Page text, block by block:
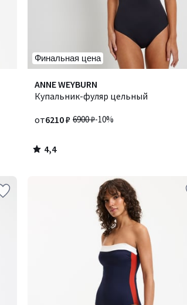
Финальная цена
ANNE WEYBURN
Купальник-фуляр цельный
6900 ₽-10%
от6210 ₽
4,4
/ 5
4,4
/